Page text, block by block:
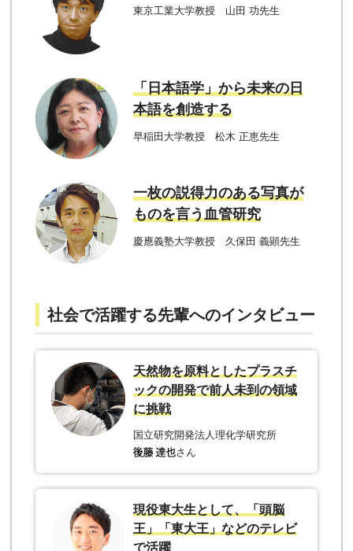
東京工業大学教授 山田 功先生
「日本語学」から未来の日
本語を創造する
早稲田大学教授 松木 正恵先生
一枚の説得力のある写真が
ものを言う血管研究
慶應義塾大学教授 久保田 義顕先生
社会で活躍する先輩へのインタビュー
天然物を原料としたプラスチ
ックの開発で前人未到の領域
に挑戦
国立研究開発法人理化学研究所
さん
現役東大生として、「頭脳
王」「東大王」などのテレビ
で活躍